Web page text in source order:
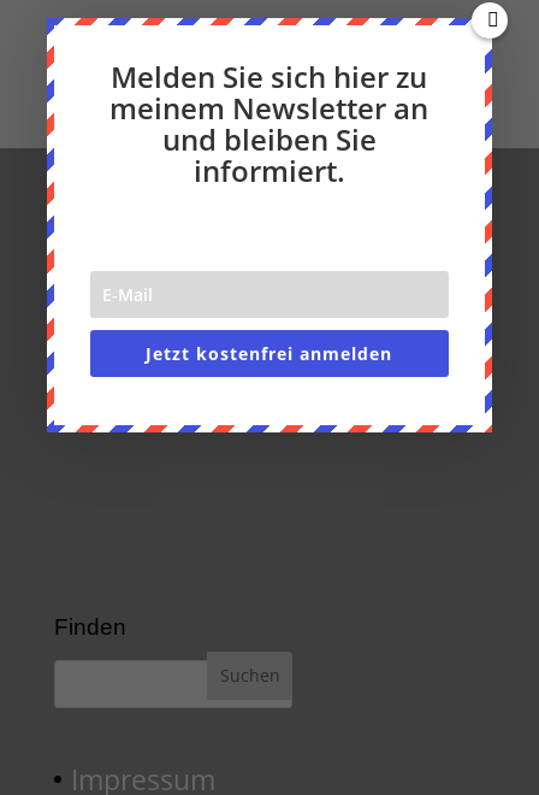
Hier können Sie meinen Newsletter
bestellen
Email address:
Finden
Impressum
Melden Sie sich hier zu
meinem Newsletter an
und bleiben Sie
informiert.
Jetzt kostenfrei anmelden